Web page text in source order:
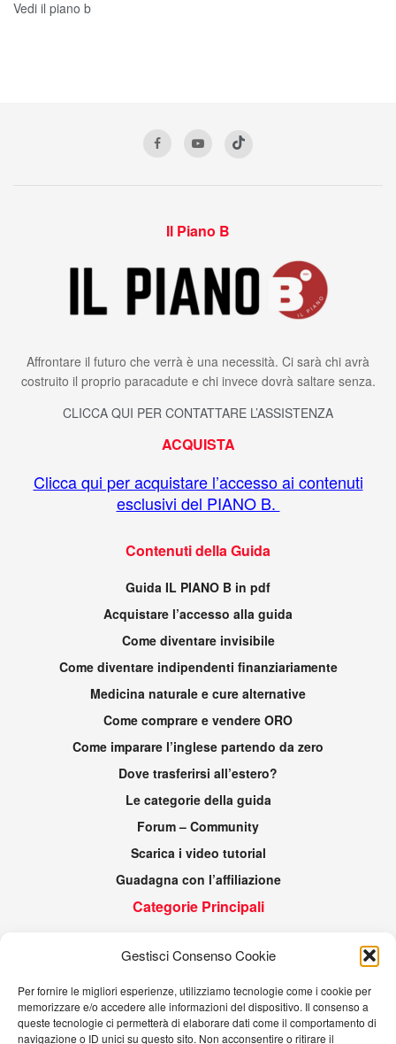
Gestisci Consenso Cookie
Per fornire le migliori esperienze, utilizziamo tecnologie come i cookie per
memorizzare e/o accedere alle informazioni del dispositivo. Il consenso a
queste tecnologie ci permetterà di elaborare dati come il comportamento di
navigazione o ID unici su questo sito. Non acconsentire o ritirare il
Vedi il piano b
Il Piano B
Affrontare il futuro che verrà è una necessità. Ci sarà chi avrà
costruito il proprio paracadute e chi invece dovrà saltare senza.
CLICCA QUI PER CONTATTARE L’ASSISTENZA
ACQUISTA
Clicca qui per acquistare l’accesso ai contenuti
esclusivi del PIANO B.
Contenuti della Guida
Guida IL PIANO B in pdf
Acquistare l’accesso alla guida
Come diventare invisibile
Come diventare indipendenti finanziariamente
Medicina naturale e cure alternative
Come comprare e vendere ORO
Come imparare l’inglese partendo da zero
Dove trasferirsi all’estero?
Le categorie della guida
Forum – Community
Scarica i video tutorial
Guadagna con l’affiliazione
Categorie Principali
Guida Pratica
Gli Alimenti e Nutrienti